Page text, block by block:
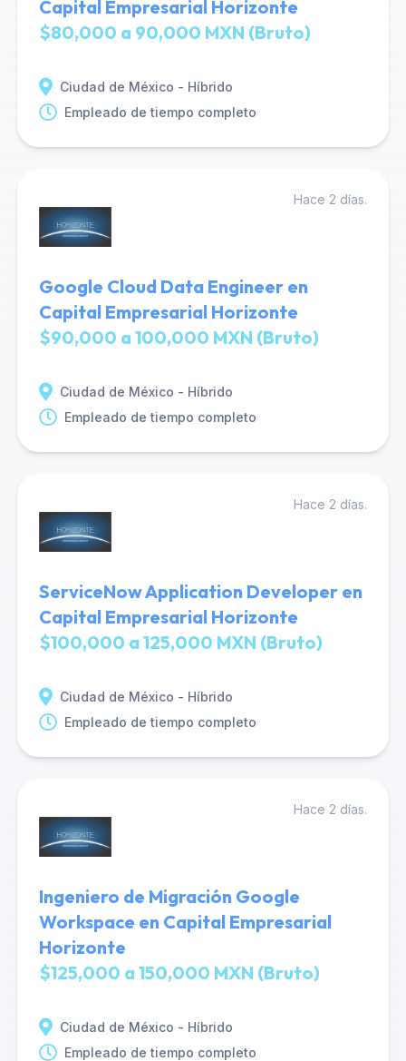
Capital Empresarial Horizonte
$80,000 a 90,000 MXN (Bruto)
Ciudad de México - Híbrido
Empleado de tiempo completo
Hace 2 días.
Google Cloud Data Engineer en
Capital Empresarial Horizonte
$90,000 a 100,000 MXN (Bruto)
Ciudad de México - Híbrido
Empleado de tiempo completo
Hace 2 días.
ServiceNow Application Developer en
Capital Empresarial Horizonte
$100,000 a 125,000 MXN (Bruto)
Ciudad de México - Híbrido
Empleado de tiempo completo
Hace 2 días.
Ingeniero de Migración Google
Workspace en Capital Empresarial
Horizonte
$125,000 a 150,000 MXN (Bruto)
Ciudad de México - Híbrido
Empleado de tiempo completo